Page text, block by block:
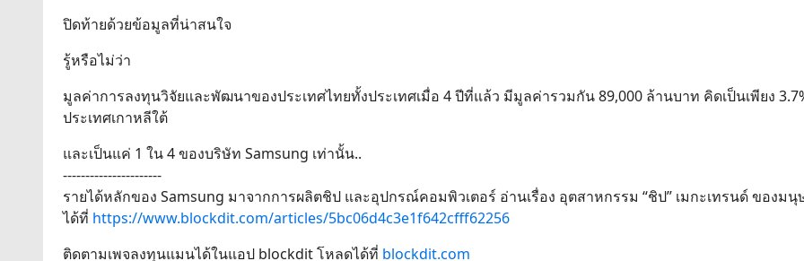
ปิดท้ายด้วยข้อมูลที่น่าสนใจ
รู้หรือไม่ว่า
มูลค่าการลงทุนวิจัยและพัฒนาของประเทศไทยทั้งประเทศเมื่อ 4 ปีที่แล้ว มีมูลค่ารวมกัน 89,000 ล้านบาท คิดเป็นเพียง
ประเทศเกาหลีใต้
และเป็นแค่ 1 ใน 4 ของบริษัท Samsung เท่านั้น..
----------------------
รายได้หลักของ Samsung มาจากการผลิตชิป และอุปกรณ์คอมพิวเตอร์ อ่านเรื่อง อุตสาหกรรม “ชิป” เมกะเทรนด์ ของม
ได้ที่ https://www.blockdit.com/articles/5bc06d4c3e1f642cfff62256
ติดตามเพจลงทุนแมนได้ในแอป blockdit โหลดได้ที่ blockdit.com